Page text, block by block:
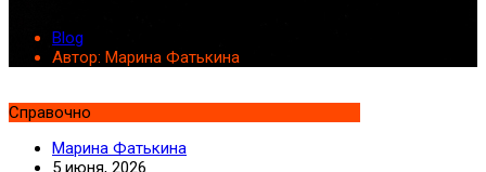
Blog
Автор: Марина Фатькина
Справочно
Марина Фатькина
5 июня, 2026